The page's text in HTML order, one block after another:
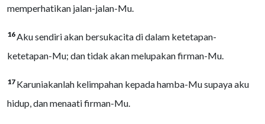
memperhatikan jalan-jalan-Mu.
16Aku sendiri akan bersukacita di dalam ketetapan-
ketetapan-Mu; dan tidak akan melupakan firman-Mu.
17 Karuniakanlah kelimpahan kepada hamba-Mu supaya aku
hidup, dan menaati firman-Mu.